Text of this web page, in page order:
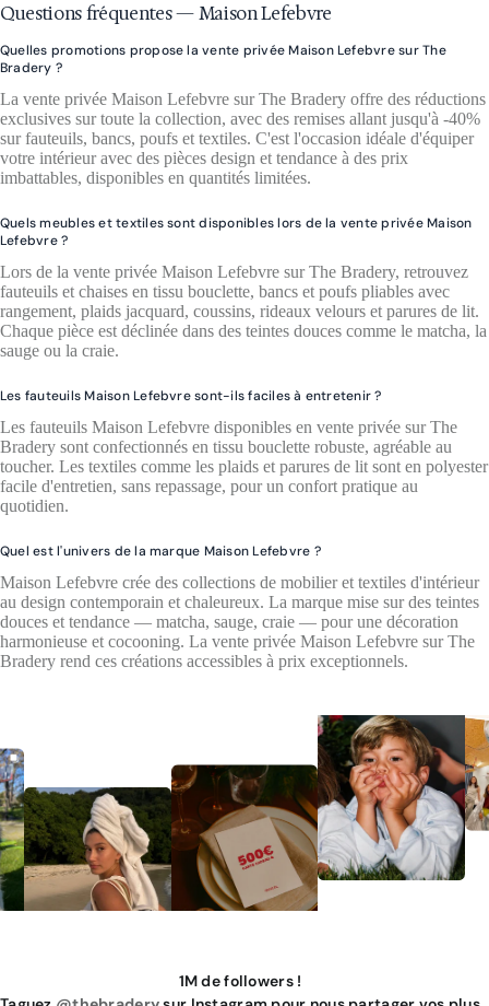
Questions fréquentes — Maison Lefebvre
Quelles promotions propose la vente privée Maison Lefebvre sur The
Bradery ?
La vente privée Maison Lefebvre sur The Bradery offre des réductions
exclusives sur toute la collection, avec des remises allant jusqu'à -40%
sur fauteuils, bancs, poufs et textiles. C'est l'occasion idéale d'équiper
votre intérieur avec des pièces design et tendance à des prix
imbattables, disponibles en quantités limitées.
Quels meubles et textiles sont disponibles lors de la vente privée Maison
Lefebvre ?
Lors de la vente privée Maison Lefebvre sur The Bradery, retrouvez
fauteuils et chaises en tissu bouclette, bancs et poufs pliables avec
rangement, plaids jacquard, coussins, rideaux velours et parures de lit.
Chaque pièce est déclinée dans des teintes douces comme le matcha, la
sauge ou la craie.
Les fauteuils Maison Lefebvre sont-ils faciles à entretenir ?
Les fauteuils Maison Lefebvre disponibles en vente privée sur The
Bradery sont confectionnés en tissu bouclette robuste, agréable au
toucher. Les textiles comme les plaids et parures de lit sont en polyester
facile d'entretien, sans repassage, pour un confort pratique au
quotidien.
Quel est l'univers de la marque Maison Lefebvre ?
Maison Lefebvre crée des collections de mobilier et textiles d'intérieur
au design contemporain et chaleureux. La marque mise sur des teintes
douces et tendance — matcha, sauge, craie — pour une décoration
harmonieuse et cocooning. La vente privée Maison Lefebvre sur The
Bradery rend ces créations accessibles à prix exceptionnels.
1M de followers !